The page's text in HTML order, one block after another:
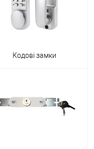
Кодові замки